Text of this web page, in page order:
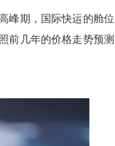
峰期，国际快运的舱位
前几年的价格走势预测